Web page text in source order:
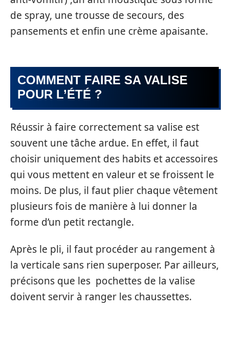
de spray, une trousse de secours, des
pansements et enfin une crème apaisante.
COMMENT FAIRE SA VALISE
POUR L’ÉTÉ ?
Réussir à faire correctement sa valise est
souvent une tâche ardue. En effet, il faut
choisir uniquement des habits et accessoires
qui vous mettent en valeur et se froissent le
moins. De plus, il faut plier chaque vêtement
plusieurs fois de manière à lui donner la
forme d’un petit rectangle.
Après le pli, il faut procéder au rangement à
la verticale sans rien superposer. Par ailleurs,
précisons que les pochettes de la valise
doivent servir à ranger les chaussettes.